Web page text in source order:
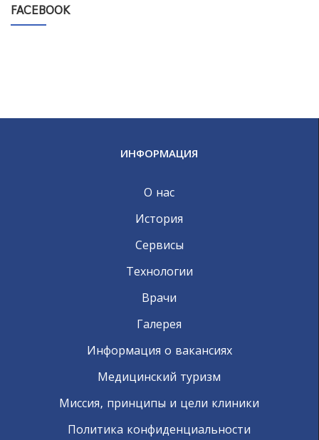
FACEBOOK
ИНФОРМАЦИЯ
О нас
История
Сервисы
Технологии
Врачи
Галерея
Информация о вакансиях
Медицинский туризм
Миссия, принципы и цели клиники
Политика конфиденциальности